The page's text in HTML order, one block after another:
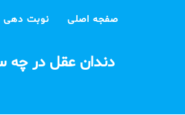
صفجه اصلی نوبت دهی
دندان عقل در